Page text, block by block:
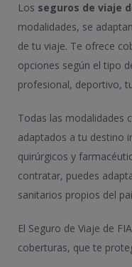
Los seguros de viaje
modalidades, se
de tu viaje. Te ofrece
opciones según el tipo
profesional, deportivo,
Todas las modalidades
adaptados a tu destino
quirúrgicos y
contratar, puedes
sanitarios propios del
El Seguro de Viaje de
coberturas, que te